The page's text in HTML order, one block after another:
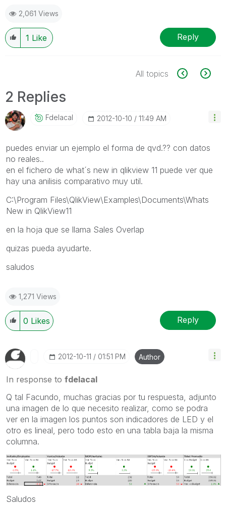
2,061 Views
1 Like Reply
All topics
2 Replies
Fdelacal ‎2012-10-10 11:49 AM
puedes enviar un ejemplo el forma de qvd.?? con datos
no reales..
en el fichero de what´s new in qlikview 11 puede ver que
hay una anilisis comparativo muy util.
C:\Program Files\QlikView\Examples\Documents\Whats
New in QlikView11
en la hoja que se llama Sales Overlap
quizas pueda ayudarte.
saludos
1,271 Views
0 Likes Reply
‎2012-10-11 01:51 PM Author
In response to fdelacal
Q tal Facundo, muchas gracias por tu respuesta, adjunto
una imagen de lo que necesito realizar, como se podra
ver en la imagen los puntos son indicadores de LED y el
otro es lineal, pero todo esto en una tabla baja la misma
columna.
Saludos